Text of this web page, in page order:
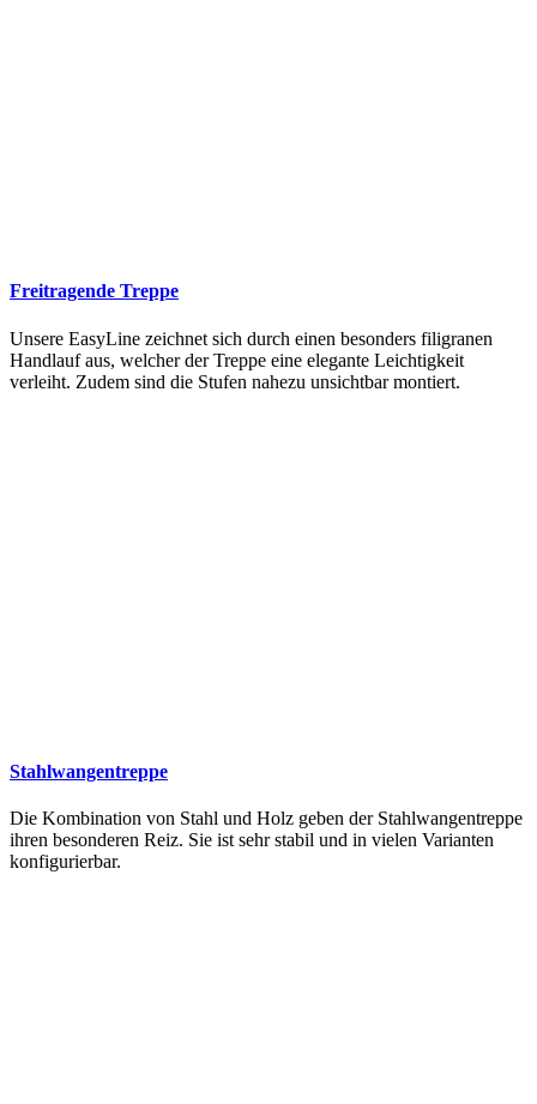
Freitragende Treppe
Unsere EasyLine zeichnet sich durch einen besonders filigranen
Handlauf aus, welcher der Treppe eine elegante Leichtigkeit
verleiht. Zudem sind die Stufen nahezu unsichtbar montiert.
Stahlwangentreppe
Die Kombination von Stahl und Holz geben der Stahlwangentreppe
ihren besonderen Reiz. Sie ist sehr stabil und in vielen Varianten
konfigurierbar.